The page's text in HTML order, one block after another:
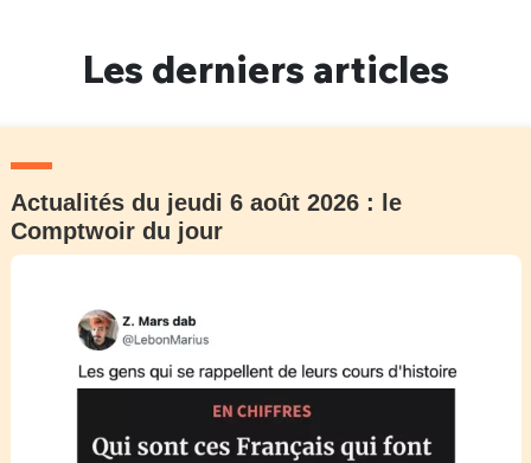
Les derniers articles
Actualités du jeudi 6 août 2026 : le
Comptwoir du jour
Un Thread